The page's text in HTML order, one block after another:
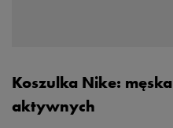
Koszulka Nike:
aktywnych